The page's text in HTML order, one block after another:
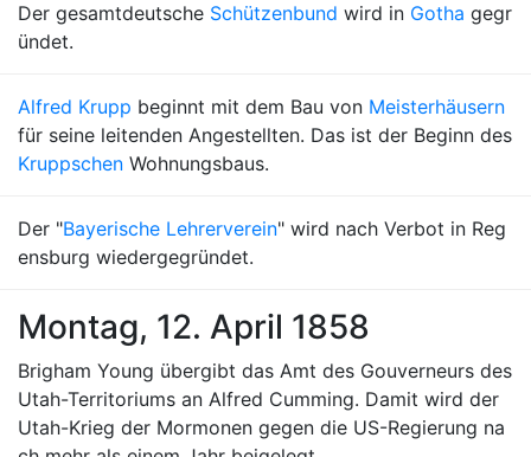
Der gesamtdeutsche Schützenbund wird in Gotha gegr
ündet.
Alfred Krupp beginnt mit dem Bau von Meisterhäusern
für seine leitenden Angestellten. Das ist der Beginn des
Kruppschen Wohnungsbaus.
Der "Bayerische Lehrerverein" wird nach Verbot in Reg
ensburg wiedergegründet.
Montag, 12. April 1858
Brigham Young übergibt das Amt des Gouverneurs des
Utah-Territoriums an Alfred Cumming. Damit wird der
Utah-Krieg der Mormonen gegen die US-Regierung na